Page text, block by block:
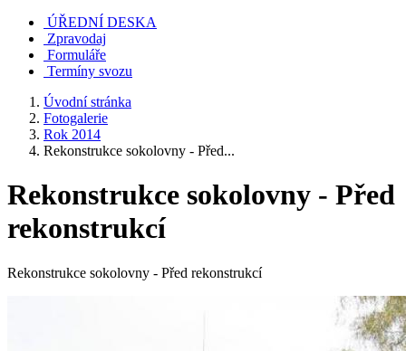
ÚŘEDNÍ DESKA
Zpravodaj
Formuláře
Termíny svozu
Úvodní stránka
Fotogalerie
Rok 2014
Rekonstrukce sokolovny - Před...
Rekonstrukce sokolovny - Před
rekonstrukcí
Rekonstrukce sokolovny - Před rekonstrukcí